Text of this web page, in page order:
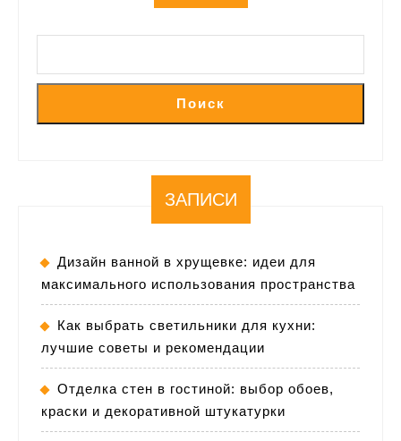
Поиск
ЗАПИСИ
Дизайн ванной в хрущевке: идеи для
максимального использования пространства
Как выбрать светильники для кухни:
лучшие советы и рекомендации
Отделка стен в гостиной: выбор обоев,
краски и декоративной штукатурки